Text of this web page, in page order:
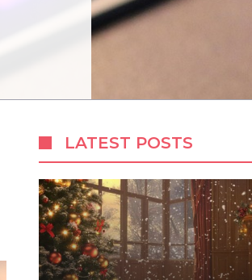
LATEST POSTS